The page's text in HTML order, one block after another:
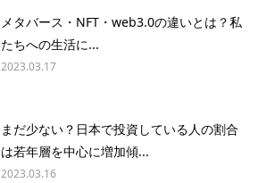
メタバース・NFT・web3.0の違いとは？私
たちへの生活に...
2023.03.17
まだ少ない？日本で投資している人の割合
は若年層を中心に増加傾...
2023.03.16